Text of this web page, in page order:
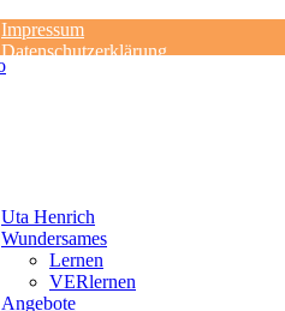
Impressum
Datenschutzerklärung
Kontakt
Uta Henrich
Wundersames
Lernen
VERlernen
Angebote